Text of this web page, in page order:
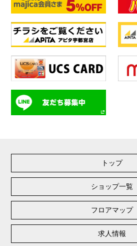
トップ
ショップ一覧
フロアマップ
求人情報